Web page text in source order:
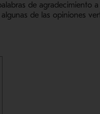
de agradecimiento
de las opiniones